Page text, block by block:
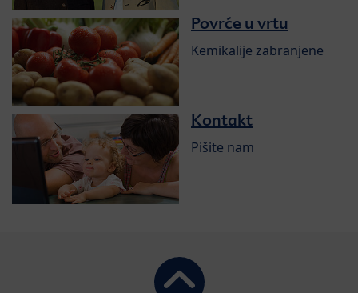
Povrće u vrtu
Kemikalije zabranjene
Kontakt
Pišite nam